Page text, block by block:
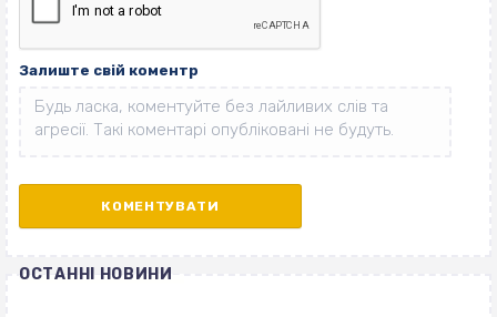
Залиште свій коментр
ОСТАННІ НОВИНИ